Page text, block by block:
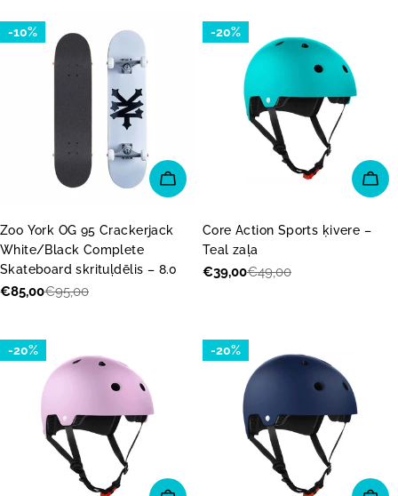
-10%
PIEVIENOT GROZAM
Zoo York OG 95 Crackerjack
White/Black Complete
Skateboard skrituļdēlis – 8.0
Akcijas
€85,00
Parastā€95,00
-20%
Core Action Sports ķivere –
Teal zaļa
Akcijas
€39,00
Parastā€49,00
-20% -20%